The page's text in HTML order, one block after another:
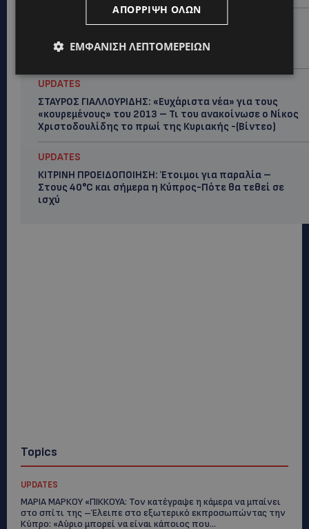
ΦΩΤΟ: Αγνοείται 51χρονος – Έκκληση της
Αστυνομίας για τον εντοπισμό του
UPDATES
ΣΤΑΥΡΟΣ ΓΙΑΛΛΟΥΡΙΔΗΣ: «Ευχάριστα νέα» για τους
«κουρεμένους» του 2013 – Τι του ανακοίνωσε ο Νίκος
Χριστοδουλίδης το πρωί της Κυριακής -(Βίντεο)
UPDATES
ΚΙΤΡΙΝΗ ΠΡΟΕΙΔΟΠΟΙΗΣΗ: Έτοιμοι για παραλία –
Στους 40°C και σήμερα η Κύπρος-Πότε θα τεθεί σε
ισχύ
Topics
UPDATES
ΜΑΡΙΑ ΜΑΡΚΟΥ «ΠΙΚΚΟΥΑ: Τον κατέγραψε η κάμερα να μπαίνει
στο σπίτι της –Έλειπε στο εξωτερικό εκπροσωπώντας την
Κύπρο: «Αύριο μπορεί να είναι κάποιος που...
ΑΠΌΡΡΙΨΗ ΌΛΩΝ
ΕΜΦΆΝΙΣΗ ΛΕΠΤΟΜΕΡΕΙΏΝ